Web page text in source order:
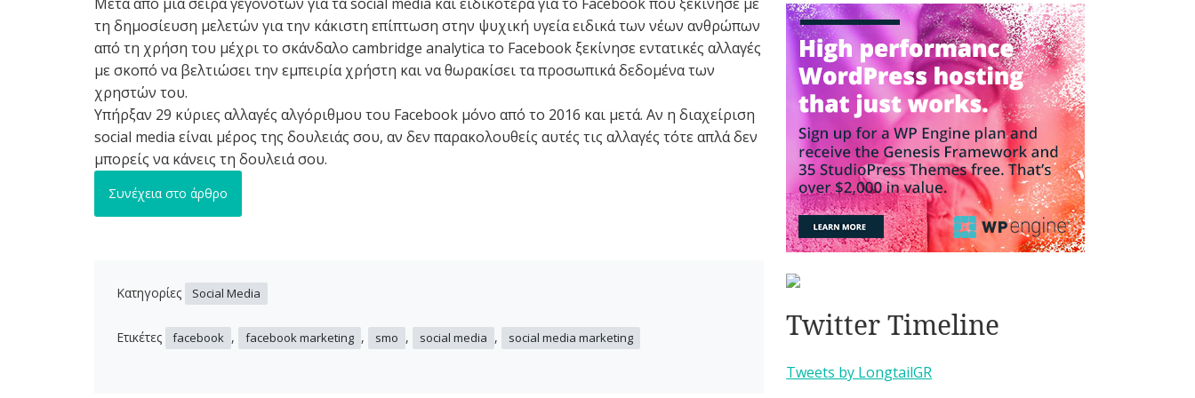
τη δημοσίευση μελετών για την κάκιστη επίπτωση στην ψυχική υγεία ειδικά των νέων ανθρώπων
από τη χρήση του μέχρι το σκάνδαλο cambridge analytica το Facebook ξεκίνησε εντατικές αλλαγές
με σκοπό να βελτιώσει την εμπειρία χρήστη και να θωρακίσει τα προσωπικά δεδομένα των
χρηστών του.
Υπήρξαν 29 κύριες αλλαγές αλγόριθμου του Facebook μόνο από το 2016 και μετά. Αν η διαχείριση
social media είναι μέρος της δουλειάς σου, αν δεν παρακολουθείς αυτές τις αλλαγές τότε απλά δεν
μπορείς να κάνεις τη δουλειά σου.
Συνέχεια στο άρθρο
Κατηγορίες Social Media
Ετικέτες facebook , facebook marketing , smo , social media , social media marketing Twitter Timeline
Tweets by LongtailGR